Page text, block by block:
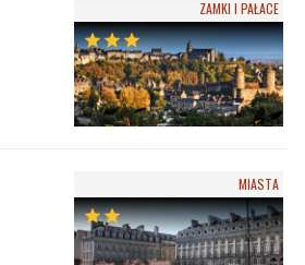
ZAMKI I PAŁACE
starstarstar
MIASTA
starstar